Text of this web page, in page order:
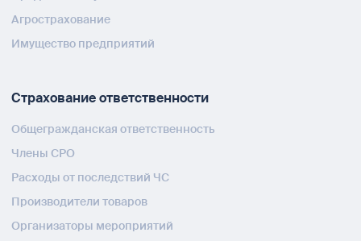
Агрострахование
Имущество предприятий
Страхование ответственности
Общегражданская ответственность
Члены СРО
Расходы от последствий ЧС
Производители товаров
Организаторы мероприятий